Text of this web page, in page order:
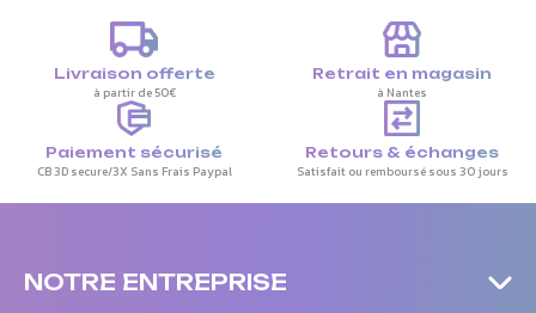
Livraison offerte
à partir de 50€
Retrait en magasin
à Nantes
Paiement sécurisé
CB 3D secure/3X Sans Frais Paypal
Retours & échanges
Satisfait ou remboursé sous 30 jours
NOTRE ENTREPRISE